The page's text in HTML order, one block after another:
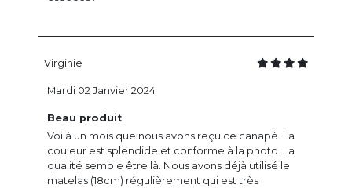
Virginie
Beau produit
Voilà un mois que nous avons reçu ce canapé. La
couleur est splendide et conforme à la photo. La
qualité semble être là. Nous avons déjà utilisé le
matelas (18cm) régulièrement qui est très
Mardi 02 Janvier 2024